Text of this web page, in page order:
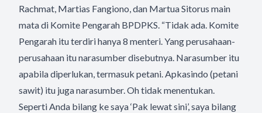
Rachmat, Martias Fangiono, dan Martua Sitorus main
mata di Komite Pengarah BPDPKS. “Tidak ada. Komite
Pengarah itu terdiri hanya 8 menteri. Yang perusahaan-
perusahaan itu narasumber disebutnya. Narasumber itu
apabila diperlukan, termasuk petani. Apkasindo (petani
sawit) itu juga narasumber. Oh tidak menentukan.
Seperti Anda bilang ke saya ‘Pak lewat sini’, saya bilang